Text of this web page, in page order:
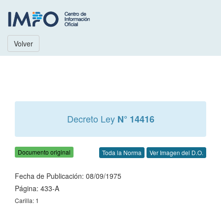
Volver
Decreto Ley N° 14416
Documento original Toda la Norma Ver Imagen del D.O.
Fecha de Publicación: 08/09/1975
Página: 433-A
Carilla: 1